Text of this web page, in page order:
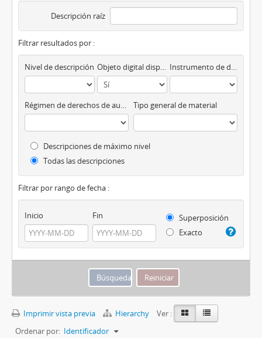
Descripción raíz
Filtrar resultados por :
Nivel de descripción Objeto digital disponibles Instrumento de descripción
Régimen de derechos de autor Tipo general de material
Descripciones de máximo nivel
Todas las descripciones
Filtrar por rango de fecha :
Inicio Fin
Superposición
Exacto
Imprimir vista previa Hierarchy
Ver :
Ordenar por: Identificador